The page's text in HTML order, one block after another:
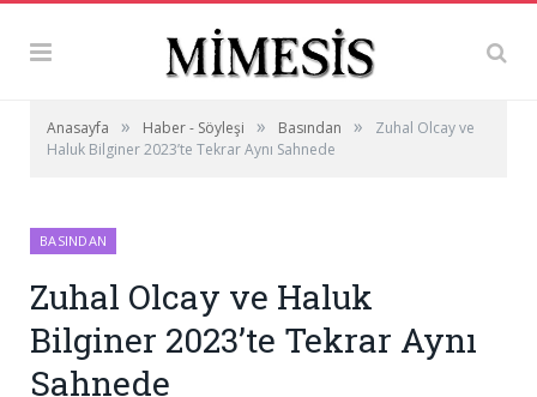
Anasayfa » Haber - Söyleşi » Basından »
Zuhal Olcay ve
Haluk Bilginer 2023’te Tekrar Aynı Sahnede
BASINDAN
Zuhal Olcay ve Haluk
Bilginer 2023’te Tekrar Aynı
Sahnede